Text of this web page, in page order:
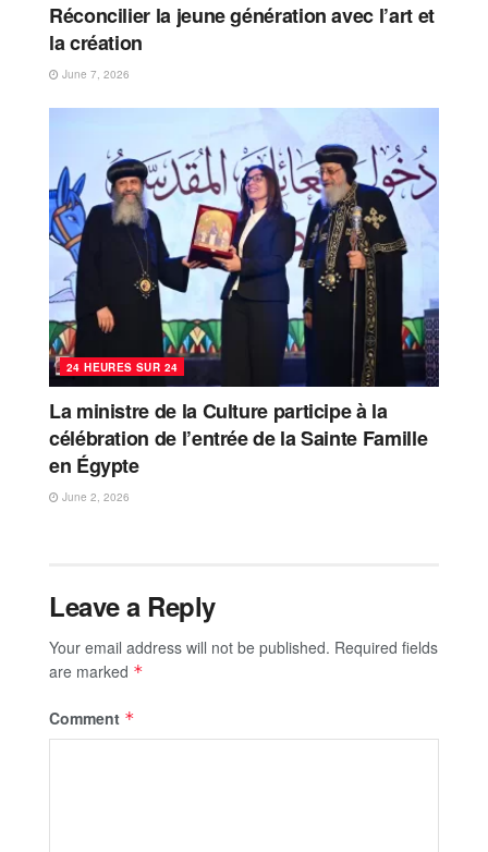
Réconcilier la jeune génération avec l’art et
la création
June 7, 2026
24 HEURES SUR 24
La ministre de la Culture participe à la
célébration de l’entrée de la Sainte Famille
en Égypte
June 2, 2026
Leave a Reply
Your email address will not be published. Required fields
are marked *
Comment *